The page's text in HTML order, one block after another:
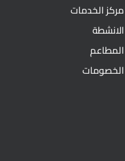
مركز الخدمات
الانشطة
المطاعم
الخصومات